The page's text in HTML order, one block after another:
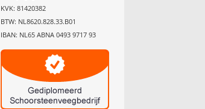
KVK: 81420382
BTW: NL8620.828.33.B01
IBAN: NL65 ABNA 0493 9717 93